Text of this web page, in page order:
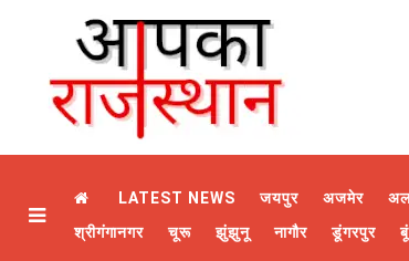
LATEST NEWS जयपुर अजमेर
श्रीगंगानगर
चूरू झुंझुनू नागौर डूंगरपुर